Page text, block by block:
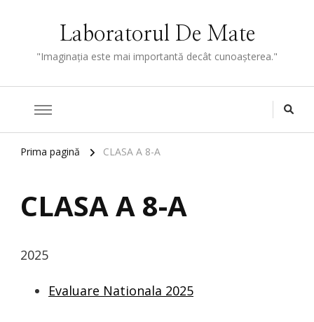
Laboratorul De Mate
"Imaginaţia este mai importantă decât cunoaşterea."
Prima pagină CLASA A 8-A
CLASA A 8-A
2025
Evaluare Nationala 2025